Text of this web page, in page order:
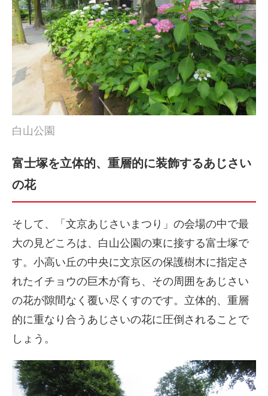
白山公園
富士塚を立体的、重層的に装飾するあじさい
の花
そして、「文京あじさいまつり」の会場の中で最
大の見どころは、白山公園の東に接する富士塚で
す。小高い丘の中央に文京区の保護樹木に指定さ
れたイチョウの巨木が育ち、その周囲をあじさい
の花が隙間なく覆い尽くすのです。立体的、重層
的に重なり合うあじさいの花に圧倒されることで
しょう。